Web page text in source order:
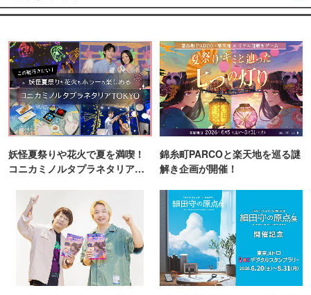
妖怪夏祭りや花火で夏を満喫！
コニカミノルタプラネタリア
錦糸町PARCOと楽天地を巡る謎
解き企画が開催！